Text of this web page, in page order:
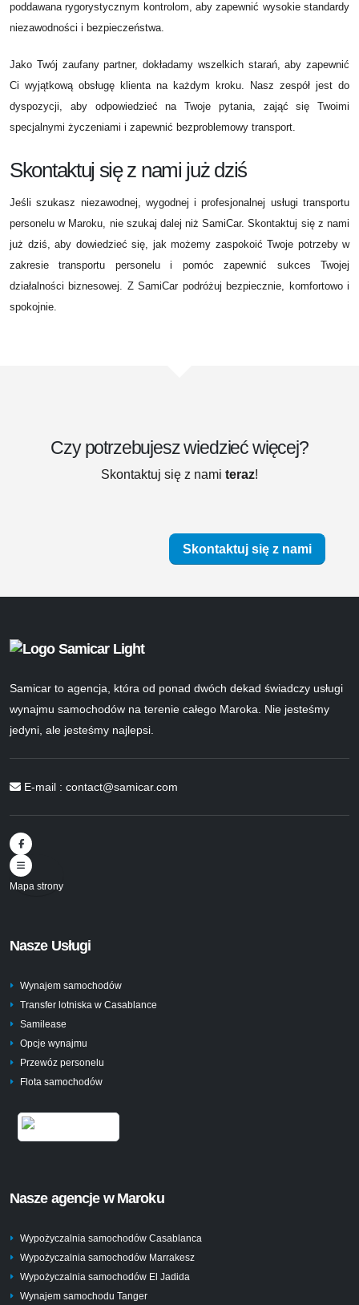
poddawana rygorystycznym kontrolom, aby zapewnić wysokie standardy
niezawodności i bezpieczeństwa.
Jako Twój zaufany partner, dokładamy wszelkich starań, aby zapewnić
Ci wyjątkową obsługę klienta na każdym kroku. Nasz zespół jest do
dyspozycji, aby odpowiedzieć na Twoje pytania, zająć się Twoimi
specjalnymi życzeniami i zapewnić bezproblemowy transport.
Skontaktuj się z nami już dziś
Jeśli szukasz niezawodnej, wygodnej i profesjonalnej usługi transportu
personelu w Maroku, nie szukaj dalej niż SamiCar. Skontaktuj się z nami
już dziś, aby dowiedzieć się, jak możemy zaspokoić Twoje potrzeby w
zakresie transportu personelu i pomóc zapewnić sukces Twojej
działalności biznesowej. Z SamiCar podróżuj bezpiecznie, komfortowo i
spokojnie.
Czy potrzebujesz wiedzieć więcej?
Skontaktuj się z nami teraz!
Skontaktuj się z nami
Samicar to agencja, która od ponad dwóch dekad świadczy usługi
wynajmu samochodów na terenie całego Maroka. Nie jesteśmy
jedyni, ale jesteśmy najlepsi.
E-mail : contact@samicar.com
Mapa strony
Nasze Usługi
Wynajem samochodów
Transfer lotniska w Casablance
Samilease
Opcje wynajmu
Przewóz personelu
Flota samochodów
Nasze agencje w Maroku
Wypożyczalnia samochodów Casablanca
Wypożyczalnia samochodów Marrakesz
Wypożyczalnia samochodów El Jadida
Wynajem samochodu Tanger